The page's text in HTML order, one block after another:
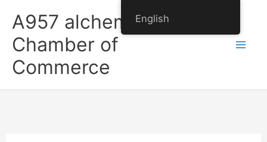
content
A957 alchemy
Chamber of
Commerce
English